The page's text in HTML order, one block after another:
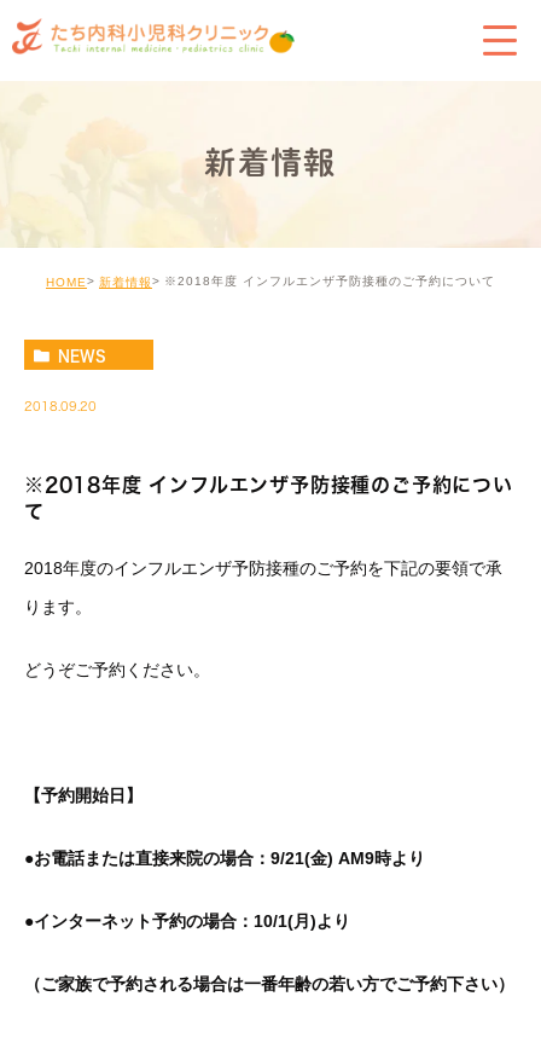
新着情報
HOME 新着情報 ※2018年度 インフルエンザ予防接種のご予約について
NEWS
2018.09.20
※2018年度 インフルエンザ予防接種のご予約につい
て
2018年度のインフルエンザ予防接種のご予約を下記の要領で承
ります。
どうぞご予約ください。
【予約開始日】
●お電話または直接来院の場合： 9/21(金) AM9時より
●インターネット予約の場合：10/1(月)より
（ご家族で予約される場合は一番年齢の若い方でご予約下さい）